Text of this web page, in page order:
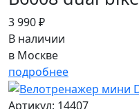
3 990 ₽
В наличии
в Москве
подробнее
Артикул: 14407